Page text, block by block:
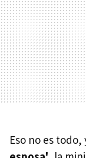
Eso no es todo,